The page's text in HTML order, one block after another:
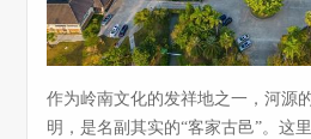
作为岭南文化的发祥地之一，河源
明，是名副其实的“客家古邑”。这